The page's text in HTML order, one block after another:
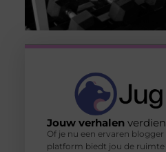
Jouw verhalen
Of je nu een ervaren
platform biedt jou de